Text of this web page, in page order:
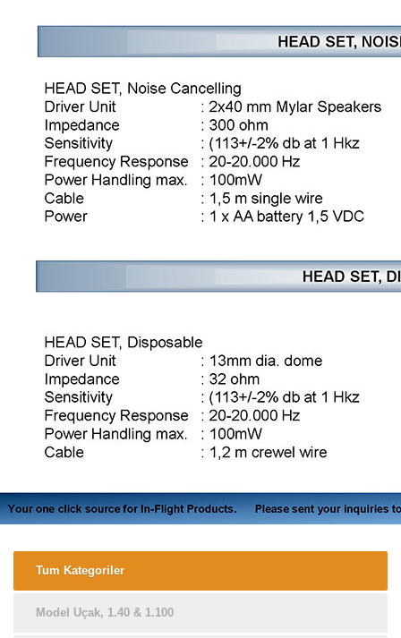
Tum Kategoriler
Model Uçak, 1.40 & 1.100